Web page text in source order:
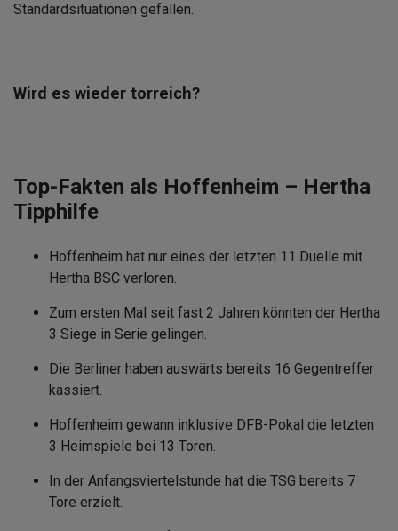
Standardsituationen gefallen.
Wird es wieder torreich?
Top-Fakten als Hoffenheim – Hertha
Tipphilfe
Hoffenheim hat nur eines der letzten 11 Duelle mit
Hertha BSC verloren.
Zum ersten Mal seit fast 2 Jahren könnten der Hertha
3 Siege in Serie gelingen.
Die Berliner haben auswärts bereits 16 Gegentreffer
kassiert.
Hoffenheim gewann inklusive DFB-Pokal die letzten
3 Heimspiele bei 13 Toren.
In der Anfangsviertelstunde hat die TSG bereits 7
Tore erzielt.